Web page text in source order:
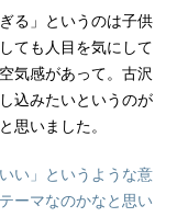
る」というのは子供
ても人目を気にして
気感があって。古沢
込みたいというのが
思いました。
い」というような意
ーマなのかなと思い